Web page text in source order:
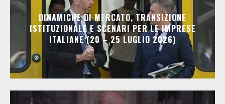
DINAMICHE DI MERCATO, TRANSIZIONE
ISTITUZIONALE E SCENARI PER LE IMPRESE
ITALIANE (20 – 25 LUGLIO 2026)